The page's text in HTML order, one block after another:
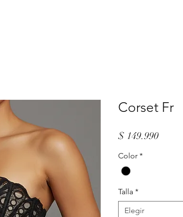
Corset Fr
$ 149.990
Color *
Talla *
Elegir